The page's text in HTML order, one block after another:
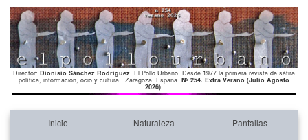
Director: Dionisio Sánchez Rodríguez. El Pollo Urbano. Desde 1977 la primera revista de sátira
política, información, ocio y cultura . Zaragoza. España. Nº 254. Extra Verano (Julio Agosto
2026).
Inicio Naturaleza Pantallas